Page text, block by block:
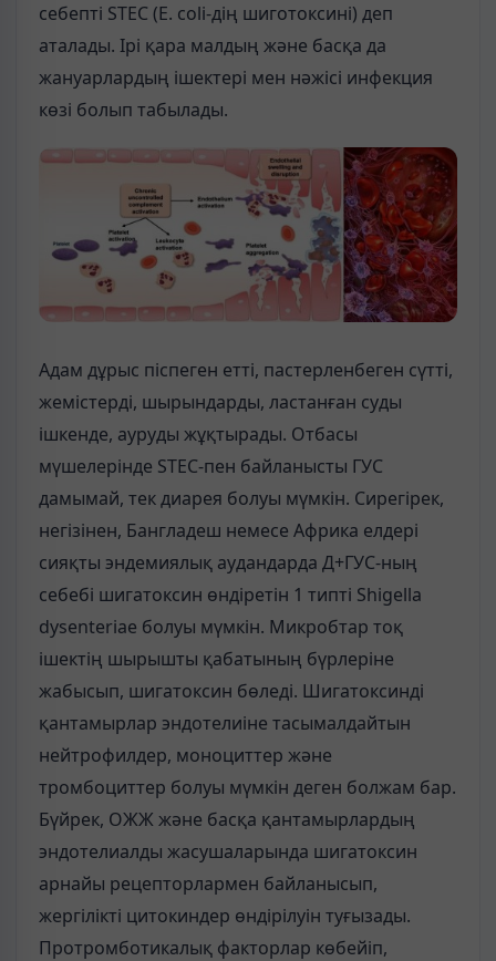
себепті STEC (E. coli-дің шиготоксині) деп
аталады. Ірі қара малдың және басқа да
жануарлардың ішектері мен нәжісі инфекция
көзі болып табылады.
Адам дұрыс піспеген етті, пастерленбеген сүтті,
жемістерді, шырындарды, ластанған суды
ішкенде, ауруды жұқтырады. Отбасы
мүшелерінде STEC-пен байланысты ГУС
дамымай, тек диарея болуы мүмкін. Сирегірек,
негізінен, Бангладеш немесе Африка елдері
сияқты эндемиялық аудандарда Д+ГУС-ның
себебі шигатоксин өндіретін 1 типті Shigella
dysenteriae болуы мүмкін. Микробтар тоқ
ішектің шырышты қабатының бүрлеріне
жабысып, шигатоксин бөледі. Шигатоксинді
қантамырлар эндотелиіне тасымалдайтын
нейтрофилдер, моноциттер және
тромбоциттер болуы мүмкін деген болжам бар.
Бүйрек, ОЖЖ және басқа қантамырлардың
эндотелиалды жасушаларында шигатоксин
арнайы рецепторлармен байланысып,
жергілікті цитокиндер өндірілуін туғызады.
Протромботикалық факторлар көбейіп,